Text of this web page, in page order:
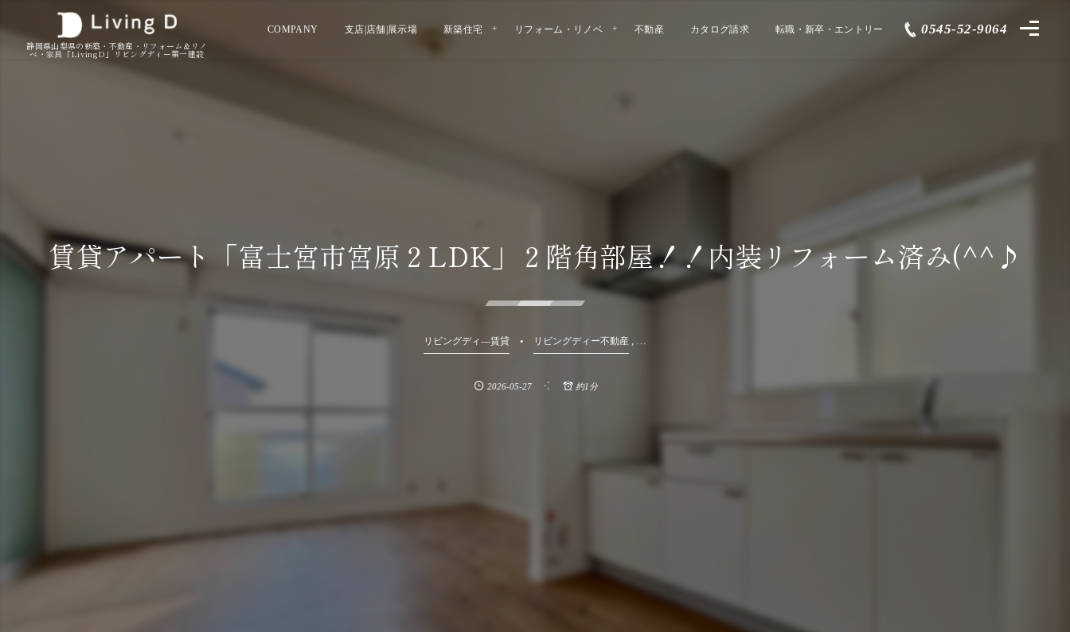
静岡県山梨県の新築・不動産・リフォーム＆リノ
ベ・家具「LivingD」リビングディー第一建設
COMPANY 支店|店舗|展示場 新築住宅 リフォーム・リノベ 不動産 カタログ請求 転職・新卒・エントリー 0545-52-9064
賃貸アパート「富士宮市宮原２LDK」２階角部屋！！内装リフォーム済み(^^♪
リビングディ―賃貸 リビングディー不動産
2026-05-27 約1分